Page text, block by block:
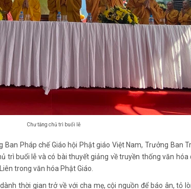
Chư tăng chủ trì buổi lễ
Pháp chế Giáo hội Phật giáo Việt Nam, Trưởng Ban
trì buổi lễ và có bài thuyết giảng về truyền thống văn hóa
trong văn hóa Phật Giáo.
thời gian trở về với cha mẹ, cội nguồn để báo ân, tỏ